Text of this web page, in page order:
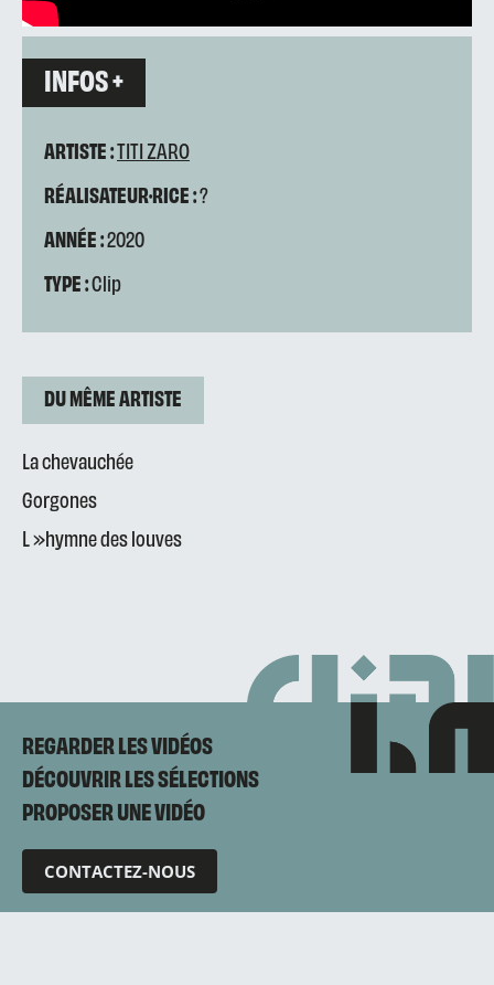
INFOS +
ARTISTE :TITI ZARO
RÉALISATEUR·RICE :?
ANNÉE :2020
TYPE :Clip
DU MÊME ARTISTE
La chevauchée
Gorgones
L »hymne des louves
REGARDER LES VIDÉOS
DÉCOUVRIR LES SÉLECTIONS
PROPOSER UNE VIDÉO
CONTACTEZ-NOUS